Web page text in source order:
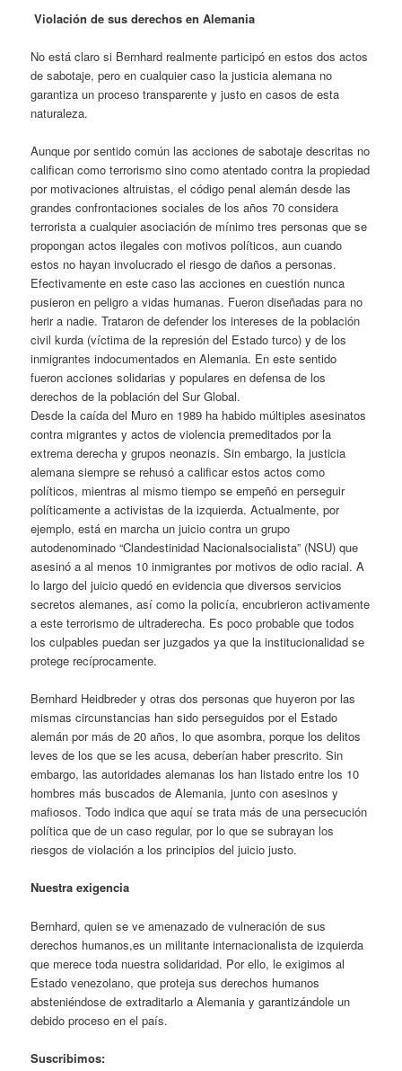
Violación de sus derechos en Alemania
No está claro si Bernhard realmente participó en estos dos actos
de sabotaje, pero en cualquier caso la justicia alemana no
garantiza un proceso transparente y justo en casos de esta
naturaleza.
Aunque por sentido común las acciones de sabotaje descritas no
califican como terrorismo sino como atentado contra la propiedad
por motivaciones altruistas, el código penal alemán desde las
grandes confrontaciones sociales de los años 70 considera
terrorista a cualquier asociación de mínimo tres personas que se
propongan actos ilegales con motivos políticos, aun cuando
estos no hayan involucrado el riesgo de daños a personas.
Efectivamente en este caso las acciones en cuestión nunca
pusieron en peligro a vidas humanas. Fueron diseñadas para no
herir a nadie. Trataron de defender los intereses de la población
civil kurda (víctima de la represión del Estado turco) y de los
inmigrantes indocumentados en Alemania. En este sentido
fueron acciones solidarias y populares en defensa de los
derechos de la población del Sur Global.
Desde la caída del Muro en 1989 ha habido múltiples asesinatos
contra migrantes y actos de violencia premeditados por la
extrema derecha y grupos neonazis. Sin embargo, la justicia
alemana siempre se rehusó a calificar estos actos como
políticos, mientras al mismo tiempo se empeñó en perseguir
políticamente a activistas de la izquierda. Actualmente, por
ejemplo, está en marcha un juicio contra un grupo
autodenominado “Clandestinidad Nacionalsocialista” (NSU) que
asesinó a al menos 10 inmigrantes por motivos de odio racial. A
lo largo del juicio quedó en evidencia que diversos servicios
secretos alemanes, así como la policía, encubrieron activamente
a este terrorismo de ultraderecha. Es poco probable que todos
los culpables puedan ser juzgados ya que la institucionalidad se
protege recíprocamente.
Bernhard Heidbreder y otras dos personas que huyeron por las
mismas circunstancias han sido perseguidos por el Estado
alemán por más de 20 años, lo que asombra, porque los delitos
leves de los que se les acusa, deberían haber prescrito. Sin
embargo, las autoridades alemanas los han listado entre los 10
hombres más buscados de Alemania, junto con asesinos y
mafiosos. Todo indica que aquí se trata más de una persecución
política que de un caso regular, por lo que se subrayan los
riesgos de violación a los principios del juicio justo.
Nuestra exigencia
Bernhard, quien se ve amenazado de vulneración de sus
derechos humanos,es un militante internacionalista de izquierda
que merece toda nuestra solidaridad. Por ello, le exigimos al
Estado venezolano, que proteja sus derechos humanos
absteniéndose de extraditarlo a Alemania y garantizándole un
debido proceso en el país.
Suscribimos: